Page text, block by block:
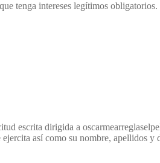
tenga intereses legítimos obligatorios.
escrita dirigida a
así como su nombre, apellidos